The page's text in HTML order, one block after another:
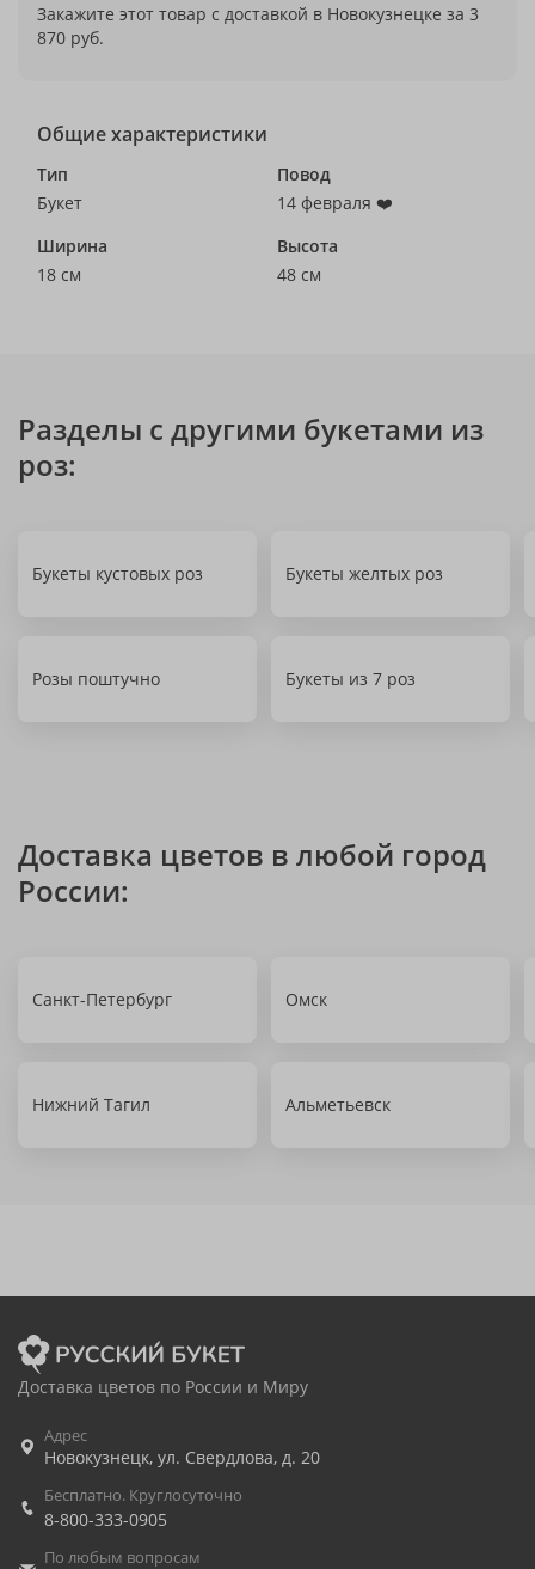
Закажите этот товар с доставкой в Новокузнецке за 3
870 руб.
Общие характеристики
Тип
Букет
Повод
14 февраля ❤️
Ширина
18 см
Высота
48 см
Разделы с другими букетами из
роз:
Букеты кустовых роз Букеты желтых роз
Розы поштучно Букеты из 7 роз
Доставка цветов в любой город
России:
Санкт-Петербург Омск
Нижний Тагил Альметьевск
Доставка цветов по России и Миру
Адрес
Новокузнецк, ул. Свердлова, д. 20
Бесплатно. Круглосуточно
8-800-333-0905
По любым вопросам